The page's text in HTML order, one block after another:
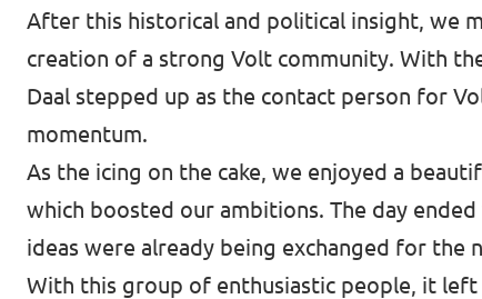
After this historical and political insight, we
creation of a strong Volt community. With
Daal stepped up as the contact person for
momentum.
As the icing on the cake, we enjoyed a
which boosted our ambitions. The day
ideas were already being exchanged for the
With this group of enthusiastic people, it left